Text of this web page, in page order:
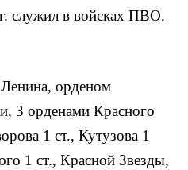
служил в войсках ПВО.
орденом
3 орденами Красного
1 ст., Кутузова 1
1 ст., Красной Звезды,